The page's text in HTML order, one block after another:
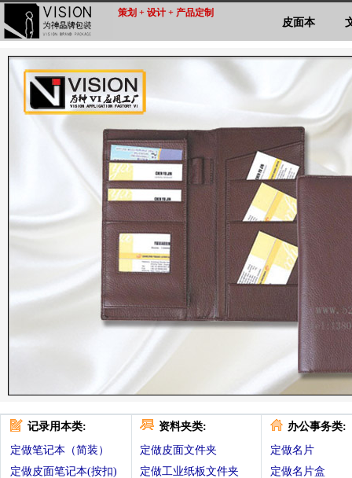
策划 + 设计 + 产品定制
皮面本
记录用本类:
定做笔记本（简装）
定做皮面笔记本(按扣)
资料夹类:
定做皮面文件夹
定做工业纸板文件夹
办公事务类:
定做名片
定做名片盒